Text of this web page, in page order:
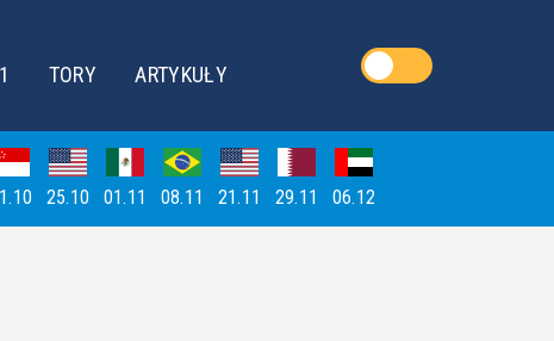
TORY ARTYKUŁY
25.10 01.11 08.11 21.11 29.11 06.12